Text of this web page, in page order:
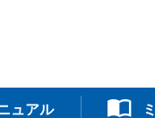
ュアル